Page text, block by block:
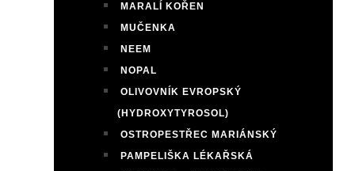
MARALÍ KOŘEN
MUČENKA
NEEM
NOPAL
OLIVOVNÍK EVROPSKÝ
(HYDROXYTYROSOL)
OSTROPESTŘEC MARIÁNSKÝ
PAMPELIŠKA LÉKAŘSKÁ